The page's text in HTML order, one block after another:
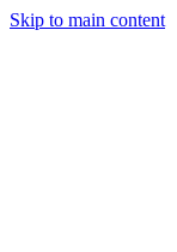
Skip to main content